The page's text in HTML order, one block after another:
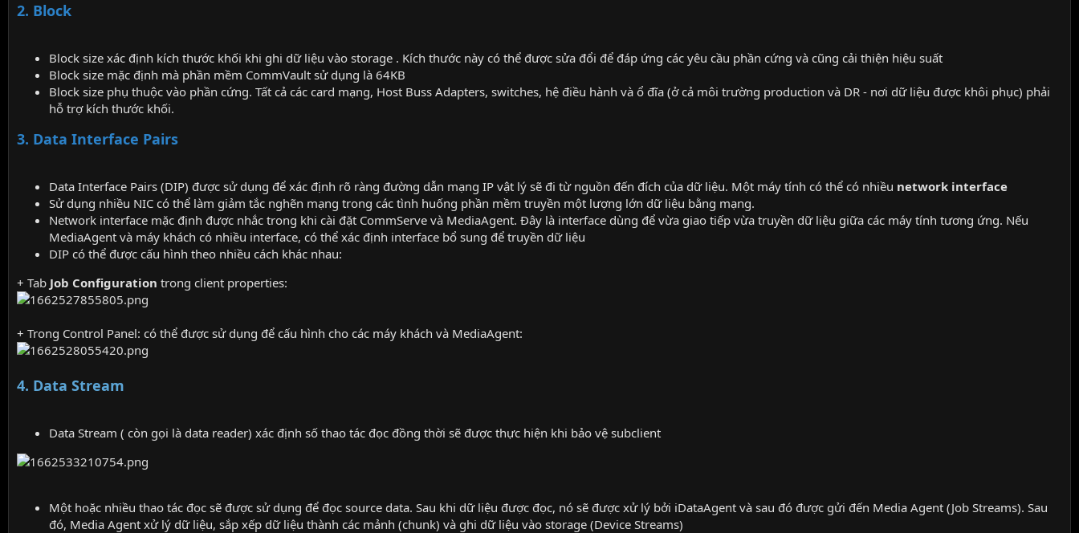
2. Block
Block size xác định kích thước khối khi ghi dữ liệu vào storage . Kích thước này có thể được sửa đổi để đáp ứng các yêu cầu phần cứng và cũng cải thiện hiệu suất
Block size mặc định mà phần mềm CommVault sử dụng là 64KB
Block size phụ thuộc vào phần cứng. Tất cả các card mạng, Host Buss Adapters, switches, hệ điều hành và ổ đĩa (ở cả môi trường production và DR - nơi dữ liệu được khôi phục) phải
hỗ trợ kích thước khối.
3. Data Interface Pairs
Data Interface Pairs (DIP) được sử dụng để xác định rõ ràng đường dẫn mạng IP vật lý sẽ đi từ nguồn đến đích của dữ liệu. Một máy tính có thể có nhiều network interface
Sử dụng nhiều NIC có thể làm giảm tắc nghẽn mạng trong các tình huống phần mềm truyền một lượng lớn dữ liệu bằng mạng.
Network interface mặc định được nhắc trong khi cài đặt CommServe và MediaAgent. Đây là interface dùng để vừa giao tiếp vừa truyền dữ liệu giữa các máy tính tương ứng. Nếu
MediaAgent và máy khách có nhiều interface, có thể xác định interface bổ sung để truyền dữ liệu
DIP có thể được cấu hình theo nhiều cách khác nhau:
+ Tab Job Configuration trong client properties:
+ Trong Control Panel: có thể được sử dụng để cấu hình cho các máy khách và MediaAgent:
4. Data Stream
Data Stream ( còn gọi là data reader) xác định số thao tác đọc đồng thời sẽ được thực hiện khi bảo vệ subclient
Một hoặc nhiều thao tác đọc sẽ được sử dụng để đọc source data. Sau khi dữ liệu được đọc, nó sẽ được xử lý bởi iDataAgent và sau đó được gửi đến Media Agent (Job Streams). Sau
đó, Media Agent xử lý dữ liệu, sắp xếp dữ liệu thành các mảnh (chunk) và ghi dữ liệu vào storage (Device Streams)